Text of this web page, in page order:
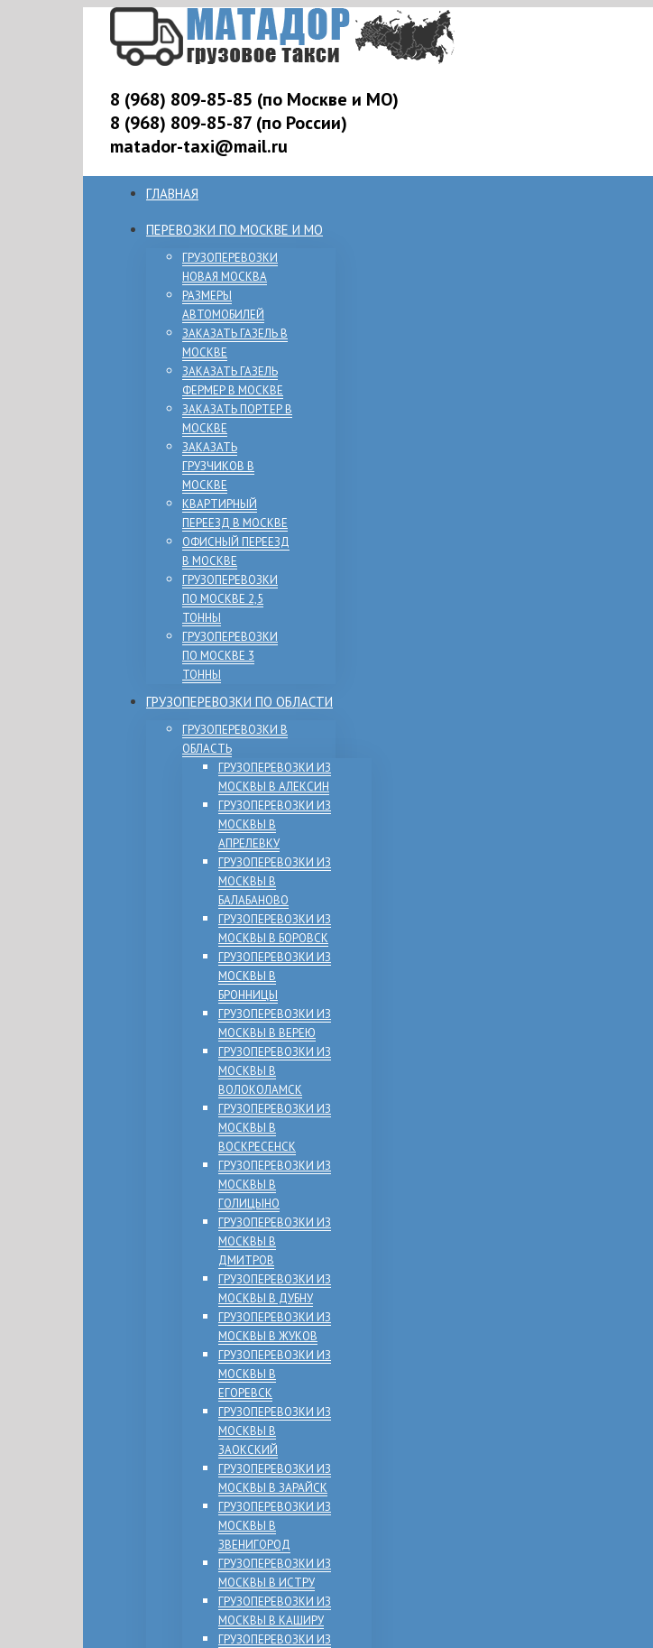
8 (968) 809-85-85 (по Москве и МО)
8 (968) 809-85-87 (по России)
matador-taxi@mail.ru
ГЛАВНАЯ
ПЕРЕВОЗКИ ПО МОСКВЕ И МО
ГРУЗОПЕРЕВОЗКИ
НОВАЯ МОСКВА
РАЗМЕРЫ
АВТОМОБИЛЕЙ
ЗАКАЗАТЬ ГАЗЕЛЬ В
МОСКВЕ
ЗАКАЗАТЬ ГАЗЕЛЬ
ФЕРМЕР В МОСКВЕ
ЗАКАЗАТЬ ПОРТЕР В
МОСКВЕ
ЗАКАЗАТЬ
ГРУЗЧИКОВ В
МОСКВЕ
КВАРТИРНЫЙ
ПЕРЕЕЗД В МОСКВЕ
ОФИСНЫЙ ПЕРЕЕЗД
В МОСКВЕ
ГРУЗОПЕРЕВОЗКИ
ПО МОСКВЕ 2,5
ТОННЫ
ГРУЗОПЕРЕВОЗКИ
ПО МОСКВЕ 3
ТОННЫ
ГРУЗОПЕРЕВОЗКИ ПО ОБЛАСТИ
ГРУЗОПЕРЕВОЗКИ В
ОБЛАСТЬ
ГРУЗОПЕРЕВОЗКИ ИЗ
МОСКВЫ В АЛЕКСИН
ГРУЗОПЕРЕВОЗКИ ИЗ
МОСКВЫ В
АПРЕЛЕВКУ
ГРУЗОПЕРЕВОЗКИ ИЗ
МОСКВЫ В
БАЛАБАНОВО
ГРУЗОПЕРЕВОЗКИ ИЗ
МОСКВЫ В БОРОВСК
ГРУЗОПЕРЕВОЗКИ ИЗ
МОСКВЫ В
БРОННИЦЫ
ГРУЗОПЕРЕВОЗКИ ИЗ
МОСКВЫ В ВЕРЕЮ
ГРУЗОПЕРЕВОЗКИ ИЗ
МОСКВЫ В
ВОЛОКОЛАМСК
ГРУЗОПЕРЕВОЗКИ ИЗ
МОСКВЫ В
ВОСКРЕСЕНСК
ГРУЗОПЕРЕВОЗКИ ИЗ
МОСКВЫ В
ГОЛИЦЫНО
ГРУЗОПЕРЕВОЗКИ ИЗ
МОСКВЫ В
ДМИТРОВ
ГРУЗОПЕРЕВОЗКИ ИЗ
МОСКВЫ В ДУБНУ
ГРУЗОПЕРЕВОЗКИ ИЗ
МОСКВЫ В ЖУКОВ
ГРУЗОПЕРЕВОЗКИ ИЗ
МОСКВЫ В
ЕГОРЕВСК
ГРУЗОПЕРЕВОЗКИ ИЗ
МОСКВЫ В
ЗАОКСКИЙ
ГРУЗОПЕРЕВОЗКИ ИЗ
МОСКВЫ В ЗАРАЙСК
ГРУЗОПЕРЕВОЗКИ ИЗ
МОСКВЫ В
ЗВЕНИГОРОД
ГРУЗОПЕРЕВОЗКИ ИЗ
МОСКВЫ В ИСТРУ
ГРУЗОПЕРЕВОЗКИ ИЗ
МОСКВЫ В КАШИРУ
ГРУЗОПЕРЕВОЗКИ ИЗ